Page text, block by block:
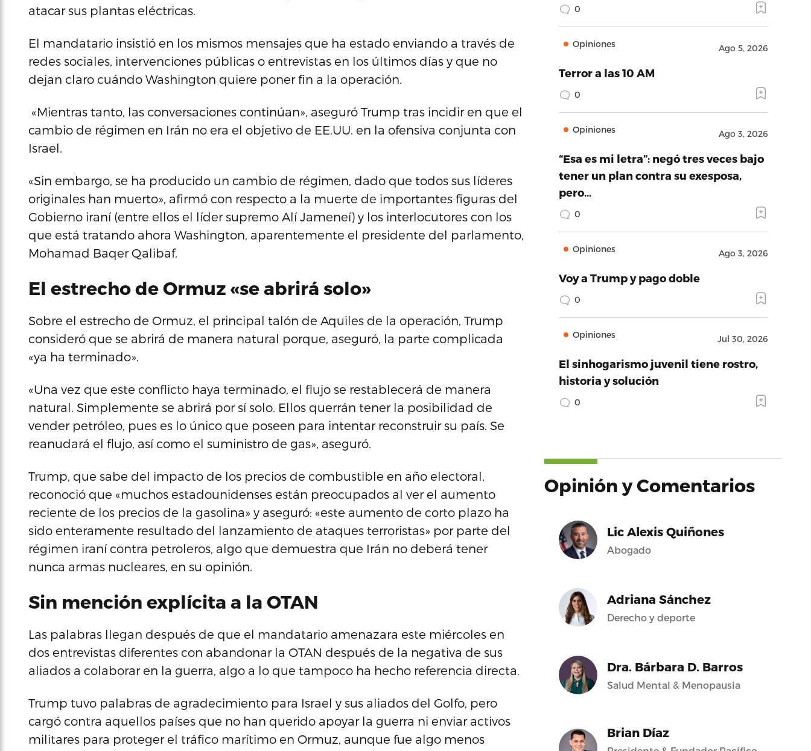
atacar sus plantas eléctricas.
El mandatario insistió en los mismos mensajes que ha estado enviando a través de
redes sociales, intervenciones públicas o entrevistas en los últimos días y que no
dejan claro cuándo Washington quiere poner fin a la operación.
«Mientras tanto, las conversaciones continúan», aseguró Trump tras incidir en que el
cambio de régimen en Irán no era el objetivo de EE.UU. en la ofensiva conjunta con
Israel.
«Sin embargo, se ha producido un cambio de régimen, dado que todos sus líderes
originales han muerto», afirmó con respecto a la muerte de importantes figuras del
Gobierno iraní (entre ellos el líder supremo Alí Jameneí) y los interlocutores con los
que está tratando ahora Washington, aparentemente el presidente del parlamento,
Mohamad Baqer Qalibaf.
El estrecho de Ormuz «se abrirá solo»
Sobre el estrecho de Ormuz, el principal talón de Aquiles de la operación, Trump
consideró que se abrirá de manera natural porque, aseguró, la parte complicada
«ya ha terminado».
«Una vez que este conflicto haya terminado, el flujo se restablecerá de manera
natural. Simplemente se abrirá por sí solo. Ellos querrán tener la posibilidad de
vender petróleo, pues es lo único que poseen para intentar reconstruir su país. Se
reanudará el flujo, así como el suministro de gas», aseguró.
Trump, que sabe del impacto de los precios de combustible en año electoral,
reconoció que «muchos estadounidenses están preocupados al ver el aumento
reciente de los precios de la gasolina» y aseguró: «este aumento de corto plazo ha
sido enteramente resultado del lanzamiento de ataques terroristas» por parte del
régimen iraní contra petroleros, algo que demuestra que Irán no deberá tener
nunca armas nucleares, en su opinión.
Sin mención explícita a la OTAN
Las palabras llegan después de que el mandatario amenazara este miércoles en
dos entrevistas diferentes con abandonar la OTAN después de la negativa de sus
aliados a colaborar en la guerra, algo a lo que tampoco ha hecho referencia directa.
Trump tuvo palabras de agradecimiento para Israel y sus aliados del Golfo, pero
cargó contra aquellos países que no han querido apoyar la guerra ni enviar activos
militares para proteger el tráfico marítimo en Ormuz, aunque fue algo menos
0
Opiniones Ago 5, 2026
Terror a las 10 AM
0
Opiniones Ago 3, 2026
“Esa es mi letra”: negó tres veces bajo
tener un plan contra su exesposa,
pero…
0
Opiniones Ago 3, 2026
Voy a Trump y pago doble
0
Opiniones Jul 30, 2026
El sinhogarismo juvenil tiene rostro,
historia y solución
0
Opinión y Comentarios
Lic Alexis Quiñones
Abogado
Adriana Sánchez
Derecho y deporte
Dra. Bárbara D. Barros
Salud Mental & Menopausia
Brian Díaz